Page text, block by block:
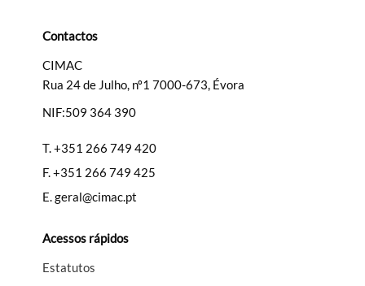
Categorias gerais
Contactos
CIMAC
Rua 24 de Julho, nº1 7000-673, Évora
NIF:509 364 390
T.+351 266 749 420
F.+351 266 749 425
E.geral@cimac.pt
Acessos rápidos
Estatutos